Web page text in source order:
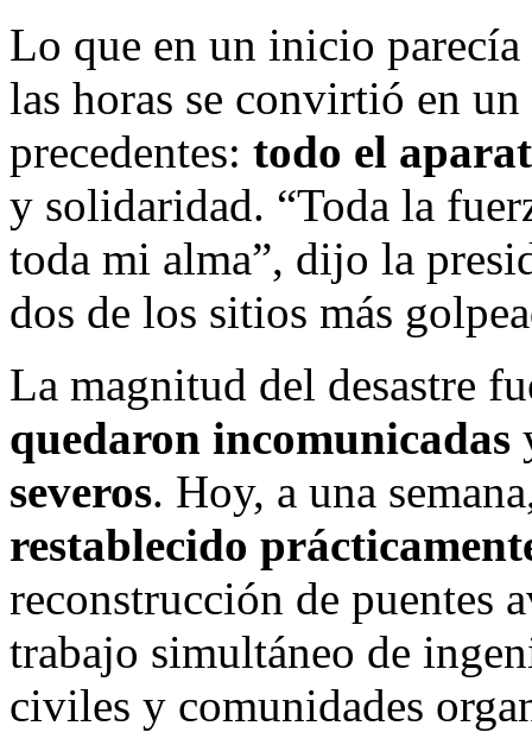
Lo que en un inicio parecía
las horas se convirtió en
precedentes: todo el
y solidaridad. “Toda la
toda mi alma”, dijo la
dos de los sitios más
La magnitud del desastre
quedaron incomunicadas
severos. Hoy, a una
restablecido
reconstrucción de puentes
trabajo simultáneo de
civiles y comunidades